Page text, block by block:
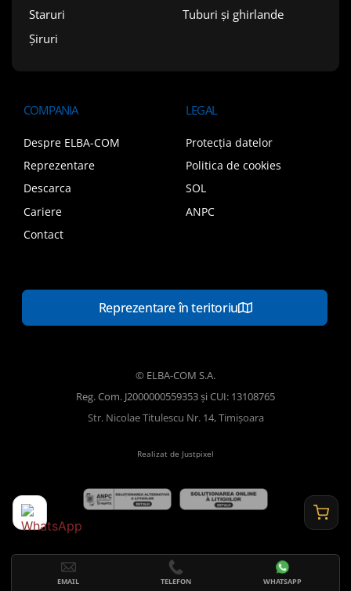
Staruri
Șiruri
Tuburi și ghirlande
COMPANIA
Despre ELBA-COM
Reprezentare
Descarca
Cariere
Contact
LEGAL
Protecția datelor
Politica de cookies
SOL
ANPC
Reprezentare în teritoriu
© ELBA-COM S.A.
Reg. Com. J2000000559353 și CUI: 13108765
Str. Nicolae Titulescu Nr. 14, Timișoara
Realizat de Justpixel
EMAIL TELEFON WHATSAPP